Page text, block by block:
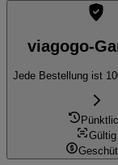
viagogo-
Jede Bestellung ist
Gültig